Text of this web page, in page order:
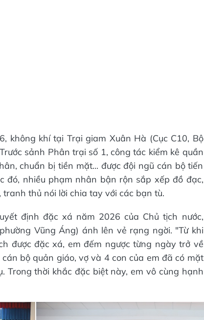
không khí tại Trại giam Xuân Hà (Cục C10, Bộ
sảnh Phân trại số 1, công tác kiểm kê quần
chuẩn bị tiền mặt... được đội ngũ cán bộ tiến
đó, nhiều phạm nhân bận rộn sắp xếp đồ đạc,
thủ nói lời chia tay với các bạn tù.
định đặc xá năm 2026 của Chủ tịch nước,
Vũng Áng) ánh lên vẻ rạng ngời. "Từ khi
được đặc xá, em đếm ngược từng ngày trở về
bộ quản giáo, vợ và 4 con của em đã có mặt
Trong thời khắc đặc biệt này, em vô cùng hạnh